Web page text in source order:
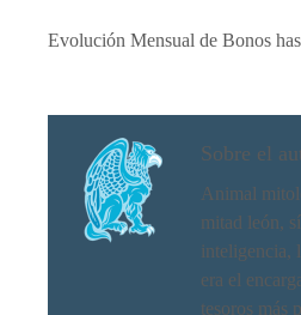
Evolución Mensual de Bonos
Sobre el
Animal
mitad león,
inteligencia,
era el
tesoros más